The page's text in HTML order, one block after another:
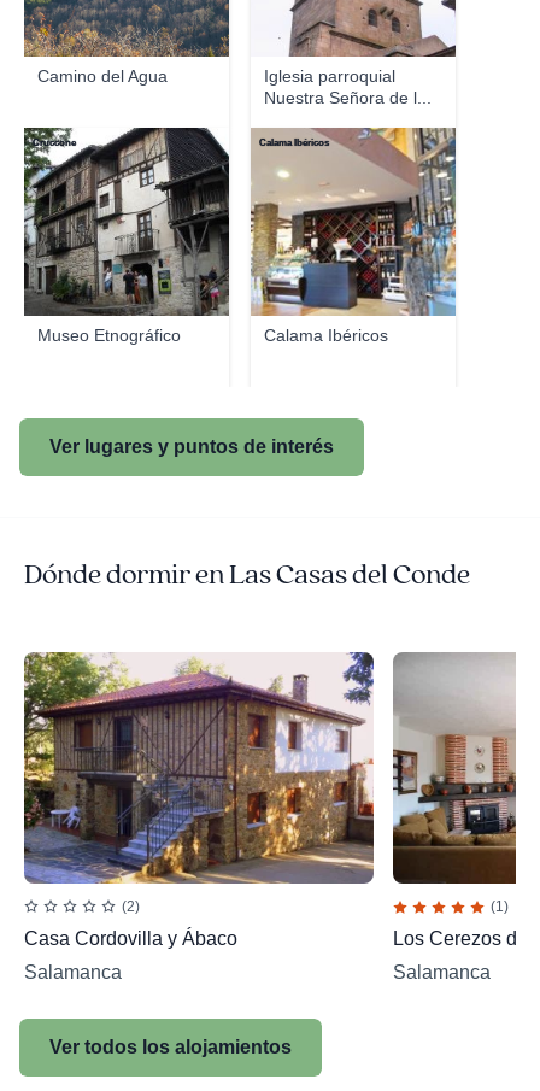
Camino del Agua
Iglesia parroquial
Nuestra Señora de l...
Museo Etnográfico
Cruccone
Calama Ibéricos
Calama Ibéricos
Ver lugares y puntos de interés
Dónde dormir en Las Casas del Conde
(2)
Casa Cordovilla y Ábaco
Salamanca
(1)
Los Cerezos de
Salamanca
Ver todos los alojamientos